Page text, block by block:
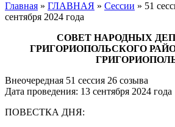
Главная » ГЛАВНАЯ » Сессии » 51
сентября 2024 года
СОВЕТ НАРОДНЫХ
ГРИГОРИОПОЛЬСКОГО
Внеочередная 51 сессия 26 созыва
Дата проведения: 13 сентября 2024 года
ПОВЕСТКА ДНЯ: